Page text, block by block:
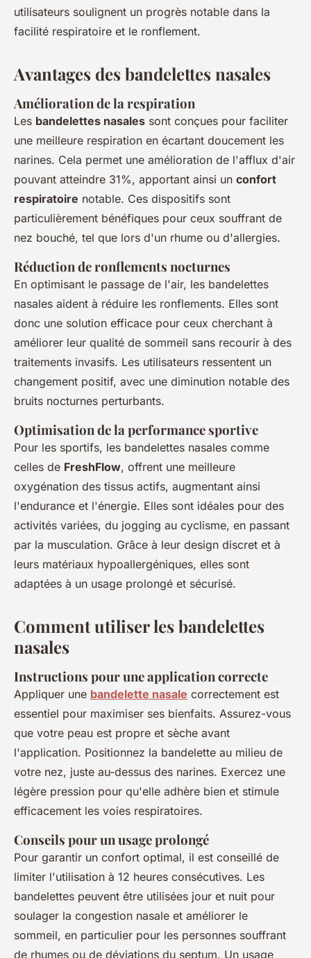
utilisateurs soulignent un progrès notable dans la
facilité respiratoire et le ronflement.
Avantages des bandelettes nasales
Amélioration de la respiration
Les bandelettes nasales sont conçues pour faciliter
une meilleure respiration en écartant doucement les
narines. Cela permet une amélioration de l'afflux d'air
pouvant atteindre 31%, apportant ainsi un confort
respiratoire notable. Ces dispositifs sont
particulièrement bénéfiques pour ceux souffrant de
nez bouché, tel que lors d'un rhume ou d'allergies.
Réduction de ronflements nocturnes
En optimisant le passage de l'air, les bandelettes
nasales aident à réduire les ronflements. Elles sont
donc une solution efficace pour ceux cherchant à
améliorer leur qualité de sommeil sans recourir à des
traitements invasifs. Les utilisateurs ressentent un
changement positif, avec une diminution notable des
bruits nocturnes perturbants.
Optimisation de la performance sportive
Pour les sportifs, les bandelettes nasales comme
celles de FreshFlow, offrent une meilleure
oxygénation des tissus actifs, augmentant ainsi
l'endurance et l'énergie. Elles sont idéales pour des
activités variées, du jogging au cyclisme, en passant
par la musculation. Grâce à leur design discret et à
leurs matériaux hypoallergéniques, elles sont
adaptées à un usage prolongé et sécurisé.
Comment utiliser les bandelettes
nasales
Instructions pour une application correcte
Appliquer une bandelette nasale correctement est
essentiel pour maximiser ses bienfaits. Assurez-vous
que votre peau est propre et sèche avant
l'application. Positionnez la bandelette au milieu de
votre nez, juste au-dessus des narines. Exercez une
légère pression pour qu'elle adhère bien et stimule
efficacement les voies respiratoires.
Conseils pour un usage prolongé
Pour garantir un confort optimal, il est conseillé de
limiter l'utilisation à 12 heures consécutives. Les
bandelettes peuvent être utilisées jour et nuit pour
soulager la congestion nasale et améliorer le
sommeil, en particulier pour les personnes souffrant
de rhumes ou de déviations du septum. Un usage